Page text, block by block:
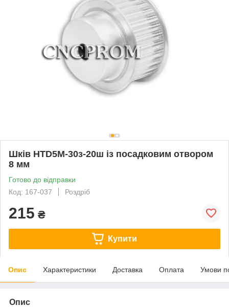
Шків HTD5M-30з-20ш із посадковим отвором
8 мм
Готово до відправки
Код: 167-037
Роздріб
215 ₴
Купити
Опис Характеристики Доставка Оплата Умови
Опис